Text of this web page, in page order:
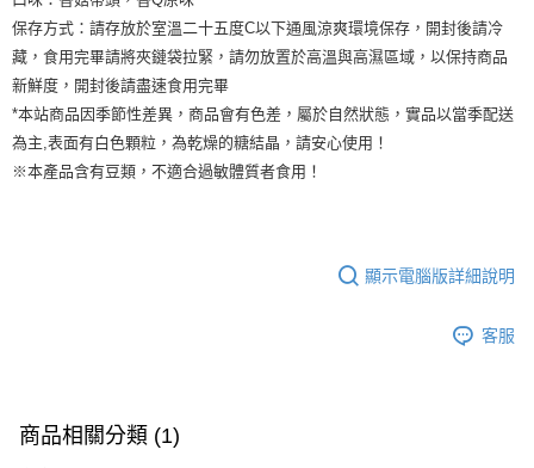
保存方式：請存放於室溫二十五度C以下通風涼爽環境保存，開封後請冷
藏，食用完畢請將夾鏈袋拉緊，請勿放置於高溫與高濕區域，以保持商品
新鮮度，開封後請盡速食用完畢
*本站商品因季節性差異，商品會有色差，屬於自然狀態，實品以當季配送
為主,表面有白色顆粒，為乾燥的糖結晶，請安心使用！
※本產品含有豆類，不適合過敏體質者食用！
顯示電腦版詳細說明
客服
商品相關分類 (1)